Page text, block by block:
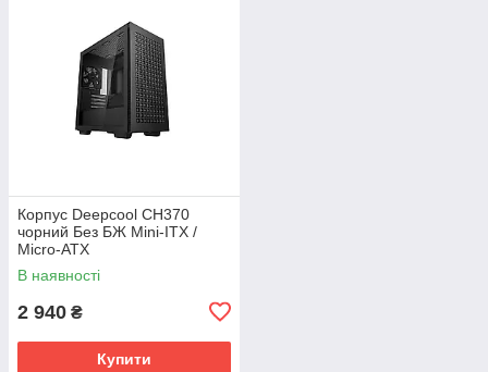
Корпус Deepcool CH370
чорний Без БЖ Mini-ITX /
Micro-ATX
чорный.,2x3.5,2+1*2.5";413×2
15×431мм(L×W×H)
В наявності
2 940 ₴
Купити